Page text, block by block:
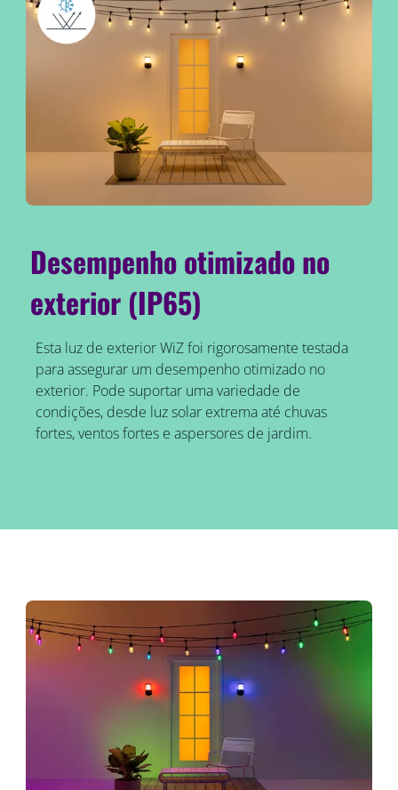
Desempenho otimizado no
exterior (IP65)
Esta luz de exterior WiZ foi rigorosamente testada
para assegurar um desempenho otimizado no
exterior. Pode suportar uma variedade de
condições, desde luz solar extrema até chuvas
fortes, ventos fortes e aspersores de jardim.